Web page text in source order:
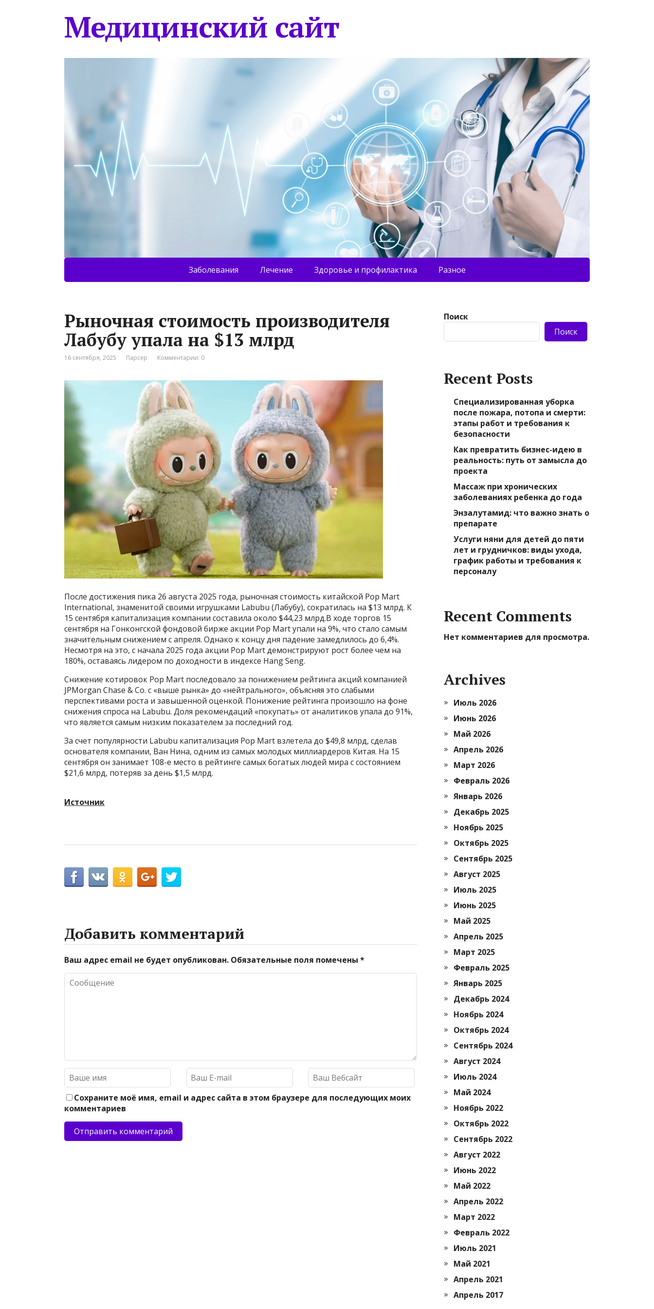
Медицинский сайт
Заболевания Лечение Здоровье и профилактика Разное
Рыночная стоимость производителя
Лабубу упала на $13 млрд
16 сентября, 2025 Парсер Комментарии: 0
После достижения пика 26 августа 2025 года, рыночная стоимость китайской Pop Mart
International, знаменитой своими игрушками Labubu (Лабубу), сократилась на $13 млрд. К
15 сентября капитализация компании составила около $44,23 млрд.В ходе торгов 15
сентября на Гонконгской фондовой бирже акции Pop Mart упали на 9%, что стало самым
значительным снижением с апреля. Однако к концу дня падение замедлилось до 6,4%.
Несмотря на это, с начала 2025 года акции Pop Mart демонстрируют рост более чем на
180%, оставаясь лидером по доходности в индексе Hang Seng.
Снижение котировок Pop Mart последовало за понижением рейтинга акций компанией
JPMorgan Chase & Co. с «выше рынка» до «нейтрального», объясняя это слабыми
перспективами роста и завышенной оценкой. Понижение рейтинга произошло на фоне
снижения спроса на Labubu. Доля рекомендаций «покупать» от аналитиков упала до 91%,
что является самым низким показателем за последний год.
За счет популярности Labubu капитализация Pop Mart взлетела до $49,8 млрд, сделав
основателя компании, Ван Нина, одним из самых молодых миллиардеров Китая. На 15
сентября он занимает 108-е место в рейтинге самых богатых людей мира с состоянием
$21,6 млрд, потеряв за день $1,5 млрд.
Источник
Добавить комментарий
Ваш адрес email не будет опубликован. Обязательные поля помечены *
Сохраните моё имя, email и адрес сайта в этом браузере для последующих моих
комментариев
Поиск
Поиск
Recent Posts
Специализированная уборка
после пожара, потопа и смерти:
этапы работ и требования к
безопасности
Как превратить бизнес-идею в
реальность: путь от замысла до
проекта
Массаж при хронических
заболеваниях ребенка до года
Энзалутамид: что важно знать о
препарате
Услуги няни для детей до пяти
лет и грудничков: виды ухода,
график работы и требования к
персоналу
Recent Comments
Нет комментариев для просмотра.
Archives
Июль 2026
Июнь 2026
Май 2026
Апрель 2026
Март 2026
Февраль 2026
Январь 2026
Декабрь 2025
Ноябрь 2025
Октябрь 2025
Сентябрь 2025
Август 2025
Июль 2025
Июнь 2025
Май 2025
Апрель 2025
Март 2025
Февраль 2025
Январь 2025
Декабрь 2024
Ноябрь 2024
Октябрь 2024
Сентябрь 2024
Август 2024
Июль 2024
Май 2024
Ноябрь 2022
Октябрь 2022
Сентябрь 2022
Август 2022
Июнь 2022
Май 2022
Апрель 2022
Март 2022
Февраль 2022
Июль 2021
Май 2021
Апрель 2021
Апрель 2017